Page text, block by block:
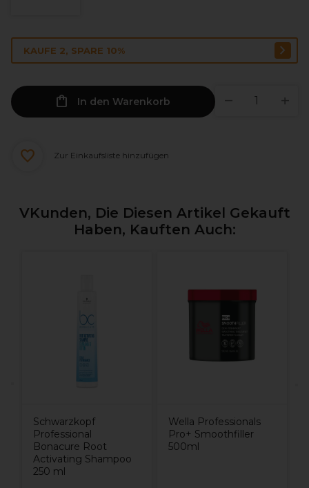
KAUFE 2, SPARE 10%
In den Warenkorb
Zur Einkaufsliste hinzufügen
VKunden, Die Diesen Artikel Gekauft
Haben, Kauften Auch:
Schwarzkopf
Professional
Bonacure Root
Activating Shampoo
250 ml
Wella Professionals
Pro+ Smoothfiller
500ml